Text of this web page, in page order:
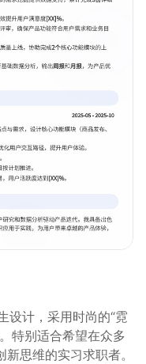
设计，采用时尚的“霓
特别适合希望在众多
思维的实习求职者。